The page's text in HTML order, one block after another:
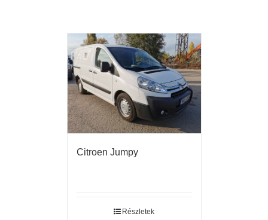
Citroen Jumpy
Részletek